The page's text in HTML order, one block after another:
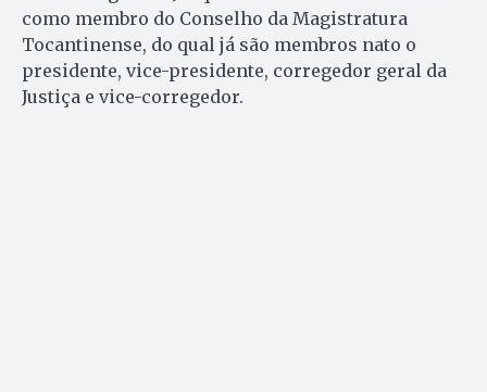
como membro do Conselho da Magistratura
Tocantinense, do qual já são membros nato o
presidente, vice-presidente, corregedor geral da
Justiça e vice-corregedor.